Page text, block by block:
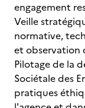
engagement
Veille
normative,
et observation
Pilotage de la
Sociétale des
pratiques